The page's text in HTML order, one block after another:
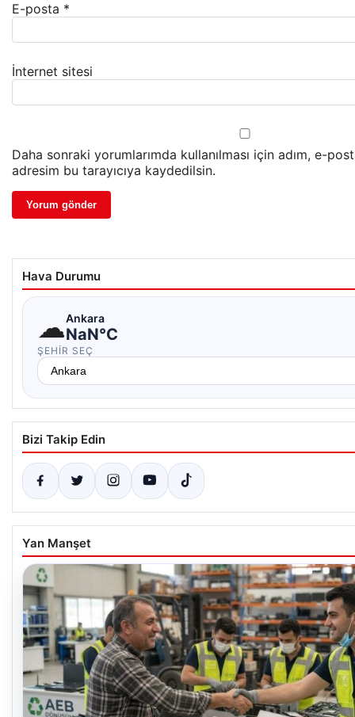
E-posta *
İnternet sitesi
Daha sonraki yorumlarımda kullanılması için adım, e-
adresim bu tarayıcıya kaydedilsin.
Hava Durumu
☁Ankara
NaN°C
ŞEHIR SEÇ
Bizi Takip Edin
Yan Manşet